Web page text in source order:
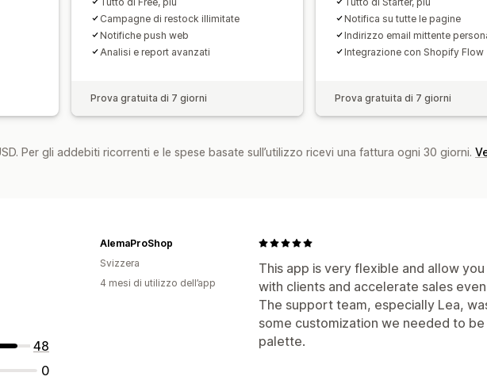
Campagne di restock illimitate
Notifiche push web
Analisi e report avanzati
Prova gratuita di 7 giorni
Notifica su tutte le pagine
Indirizzo email mittente
Integrazione con Shopify Flow
Prova gratuita di 7 giorni
Per gli addebiti ricorrenti e le spese basate sull’utilizzo ricevi una fattura ogni 30 giorni.
48
0
This app is very flexible and allow
with clients and accelerate sales
The support team, especially Lea,
some customization we needed to
palette.
AlemaProShop
Svizzera
4 mesi di utilizzo dell’app